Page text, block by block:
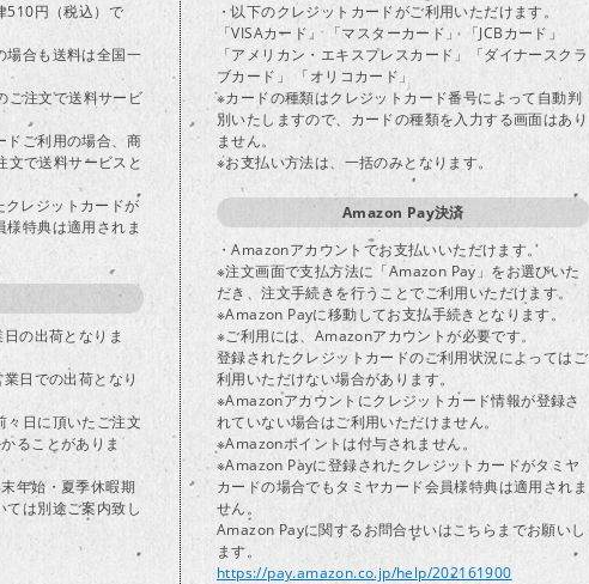
510円（税込）で
場合も送料は全国一
ご注文で送料サービ
ドご利用の場合、商
文で送料サービスと
レジットカードが
特典は適用されま
の出荷となりま
日での出荷となり
々日に頂いたご注文
ることがありま
年始・夏季休暇期
は別途ご案内致し
・以下のクレジットカードがご利用いただけます。
「VISAカード」 「マスターカード」 「JCBカード」
「アメリカン・エキスプレスカード」「ダイナースクラ
ブカード」 「オリコカード」
※カードの種類はクレジットカード番号によって自動判
別いたしますので、カードの種類を入力する画面はあり
ません。
※お支払い方法は、一括のみとなります。
Amazon Pay決済
・Amazonアカウントでお支払いいただけます。
※注文画面で支払方法に「Amazon Pay」をお選びいた
だき、注文手続きを行うことでご利用いただけます。
※Amazon Payに移動してお支払手続きとなります。
※ご利用には、Amazonアカウントが必要です。
登録されたクレジットカードのご利用状況によってはご
利用いただけない場合があります。
※Amazonアカウントにクレジットカード情報が登録さ
れていない場合はご利用いただけません。
※Amazonポイントは付与されません。
※Amazon Payに登録されたクレジットカードがタミヤ
カードの場合でもタミヤカード会員様特典は適用されま
せん。
Amazon Payに関するお問合せいはこちらまでお願いし
ます。
https://pay.amazon.co.jp/help/202161900